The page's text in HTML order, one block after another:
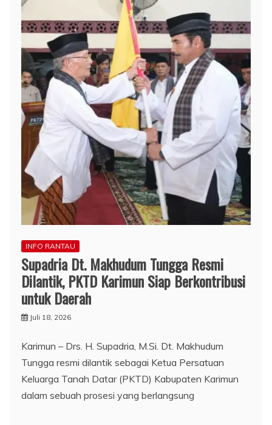
INFO RANTAU
Supadria Dt. Makhudum Tungga Resmi
Dilantik, PKTD Karimun Siap Berkontribusi
untuk Daerah
Juli 18, 2026
Karimun – Drs. H. Supadria, M.Si. Dt. Makhudum
Tungga resmi dilantik sebagai Ketua Persatuan
Keluarga Tanah Datar (PKTD) Kabupaten Karimun
dalam sebuah prosesi yang berlangsung